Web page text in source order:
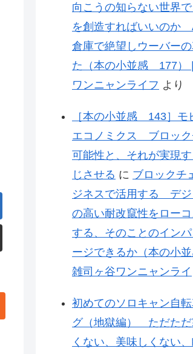
向こうの知らない世界
を創造すればいいのか
倉庫で絶望しウーバー
た（本の小並感 177）
ワンニャンライフ より
［本の小並感 143］モ
エコノミクス ブロック
可能性と、それが実現
じさせる に ブロックチ
ジネスで活用する デジ
の高い耐改竄性をロー
する、そのことのイン
ージできるか（本の小
雑司ヶ谷ワンニャンライ
初めてのソロキャン自
グ（地獄編） ただただ
くない、美味しくない、